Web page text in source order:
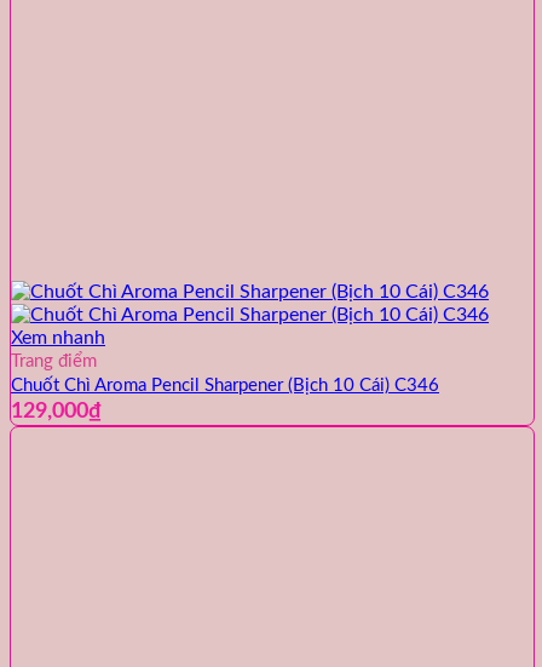
Xem nhanh
Trang điểm
Chuốt Chì Aroma Pencil Sharpener (Bịch 10 Cái) C346
129,000₫